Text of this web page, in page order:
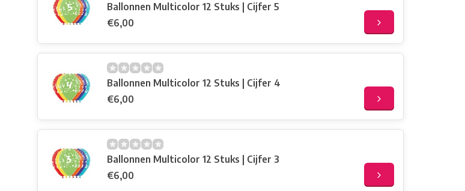
Ballonnen Multicolor 12 Stuks | Cijfer 5
€6,00
Ballonnen Multicolor 12 Stuks | Cijfer 4
€6,00
Ballonnen Multicolor 12 Stuks | Cijfer 3
€6,00